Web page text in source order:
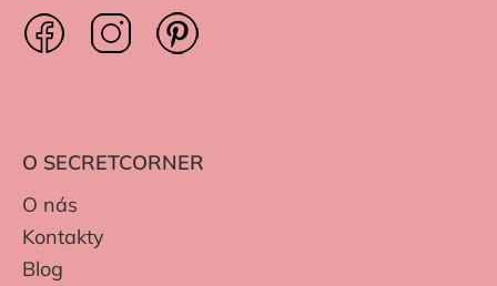
O SECRETCORNER
O nás
Kontakty
Blog